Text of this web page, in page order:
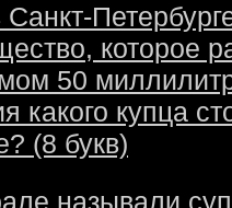
которое
50
какого купца
(8 букв)
называли